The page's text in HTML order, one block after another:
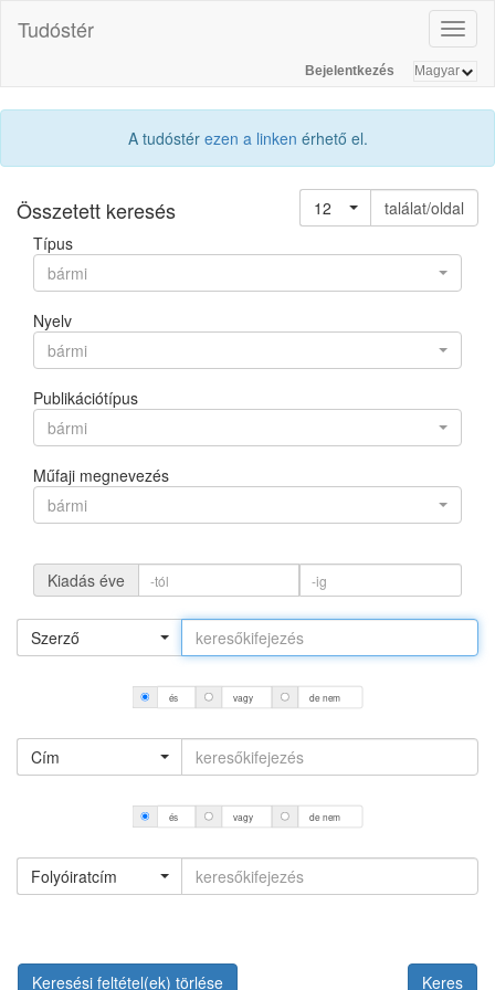
Tudóstér
Bejelentkezés
A tudóstér ezen a linken érhető el.
Összetett keresés 12
találat/oldal
Típus
bármi
Nyelv
bármi
Publikációtípus
bármi
Műfaji megnevezés
bármi
Kiadás éve
Szerző
és vagy de nem
Cím
és vagy de nem
Folyóiratcím
Keresési feltétel(ek) törlése